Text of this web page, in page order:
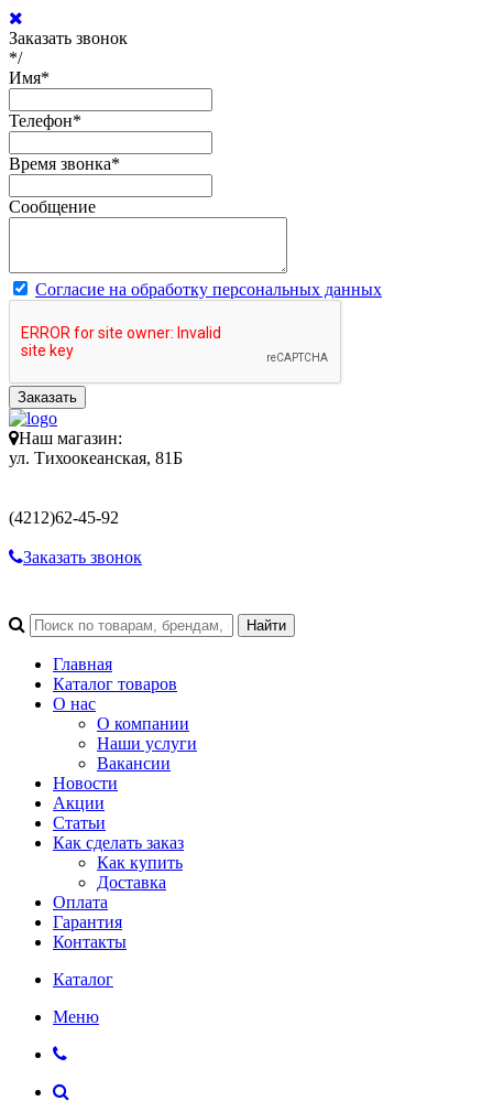
Заказать звонок
*/
Имя*
Телефон*
Время звонка*
Сообщение
Согласие на обработку персональных данных
Заказать
Наш магазин:
ул. Тихоокеанская, 81Б
(4212)62-45-92
Заказать звонок
Главная
Каталог товаров
О нас
О компании
Наши услуги
Вакансии
Новости
Акции
Статьи
Как сделать заказ
Как купить
Доставка
Оплата
Гарантия
Контакты
Каталог
Меню